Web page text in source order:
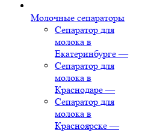
Молочные сепараторы
Сепаратор для
молока в
Екатеринбурге —
Сепаратор для
молока в
Краснодаре —
Сепаратор для
молока в
Красноярске —